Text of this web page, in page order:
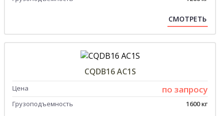
СМОТРЕТЬ
CQDB16 AС1S
Цена по запросу
Грузоподъемность 1600 кг